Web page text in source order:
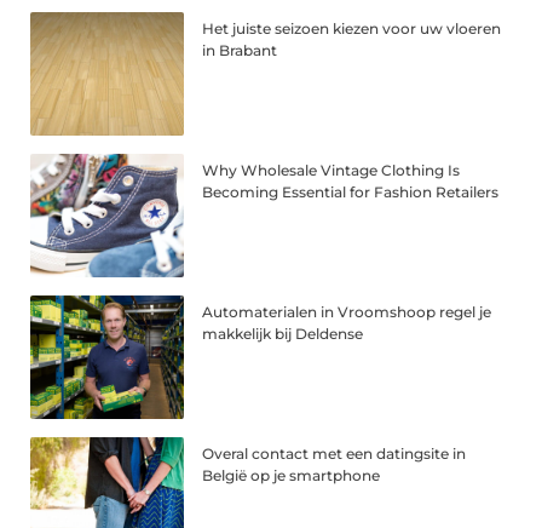
Het juiste seizoen kiezen voor uw vloeren
in Brabant
Why Wholesale Vintage Clothing Is
Becoming Essential for Fashion Retailers
Automaterialen in Vroomshoop regel je
makkelijk bij Deldense
Overal contact met een datingsite in
België op je smartphone